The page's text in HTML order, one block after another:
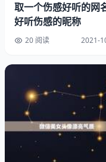
在流月才才的预测中
是非常重要的因素。
取一个伤感好听的网
好听伤感的昵称
20 阅读 2021-